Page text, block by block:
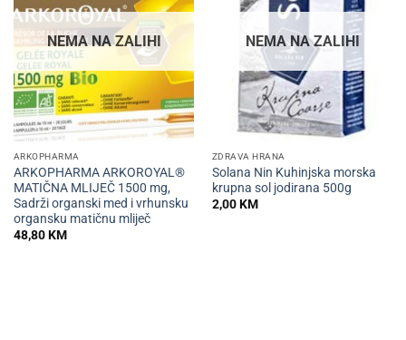
NEMA NA ZALIHI
ARKOPHARMA
ARKOPHARMA ARKOROYAL®
MATIČNA MLIJEČ 1500 mg,
Sadrži organski med i vrhunsku
organsku matičnu mliječ
48,80KM
NEMA NA ZALIHI
ZDRAVA HRANA
Solana Nin Kuhinjska morska
krupna sol jodirana 500g
2,00KM